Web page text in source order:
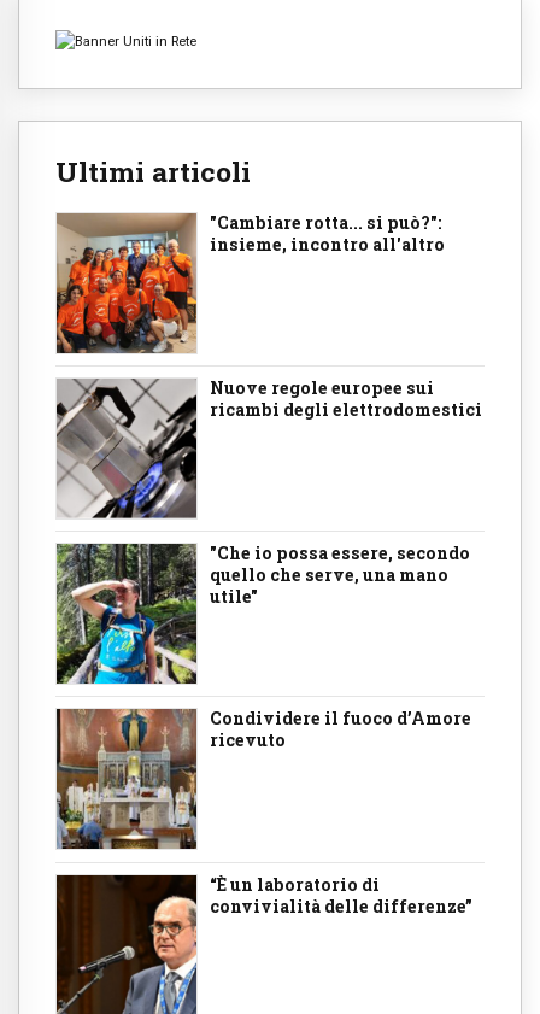
Ultimi articoli
"Cambiare rotta... si può?":
insieme, incontro all'altro
Nuove regole europee sui
ricambi degli elettrodomestici
"Che io possa essere, secondo
quello che serve, una mano
utile"
Condividere il fuoco d’Amore
ricevuto
“È un laboratorio di
convivialità delle differenze”